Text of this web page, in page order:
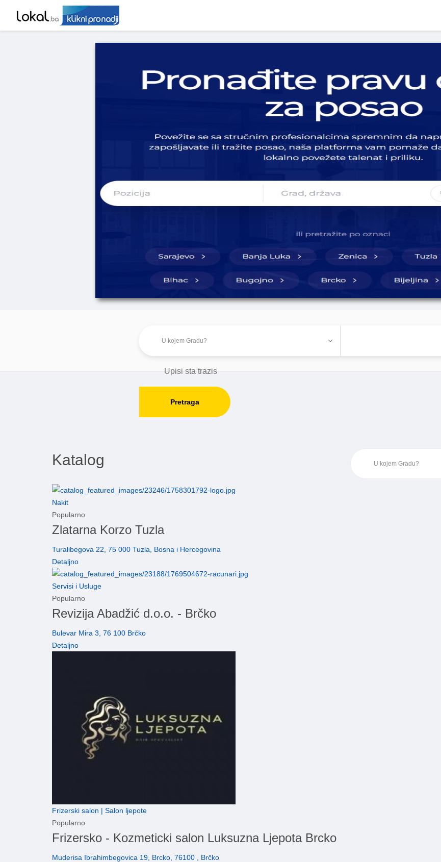
Pretraga
Katalog
Nakit
Popularno
Zlatarna Korzo Tuzla
Turalibegova 22, 75 000 Tuzla, Bosna i Hercegovina
Detaljno
Servisi i Usluge
Popularno
Revizija Abadžić d.o.o. - Brčko
Bulevar Mira 3, 76 100 Brčko
Detaljno
Frizerski salon | Salon ljepote
Popularno
Frizersko - Kozmeticki salon Luksuzna Ljepota Brcko
Muderisa Ibrahimbegovica 19, Brcko, 76100 , Brčko